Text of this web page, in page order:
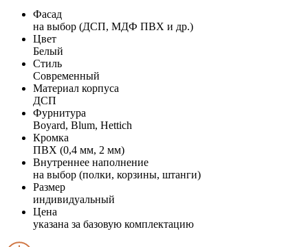
Фасад
на выбор (ДСП, МДФ ПВХ и др.)
Цвет
Белый
Стиль
Современный
Материал корпуса
ДСП
Фурнитура
Boyard, Blum, Hettich
Кромка
ПВХ (0,4 мм, 2 мм)
Внутреннее наполнение
на выбор (полки, корзины, штанги)
Размер
индивидуальный
Цена
указана за базовую комплектацию